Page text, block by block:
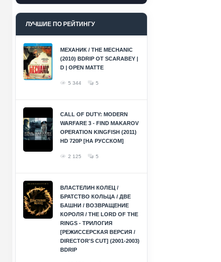
ЛУЧШИЕ ПО РЕЙТИНГУ
МЕХАНИК / THE MECHANIC
(2010) BDRIP ОТ SCARABEY |
D | OPEN MATTE
5 344 5
CALL OF DUTY: MODERN
WARFARE 3 - FIND MAKAROV
OPERATION KINGFISH (2011)
HD 720P [НА РУССКОМ]
2 125 5
ВЛАСТЕЛИН КОЛЕЦ /
БРАТСТВО КОЛЬЦА / ДВЕ
БАШНИ / ВОЗВРАЩЕНИЕ
КОРОЛЯ / THE LORD OF THE
RINGS - ТРИЛОГИЯ
[РЕЖИССЕРСКАЯ ВЕРСИЯ /
DIRECTOR'S CUT] (2001-2003)
BDRIP